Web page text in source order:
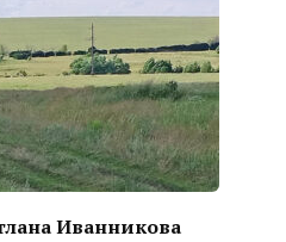
Иванникова